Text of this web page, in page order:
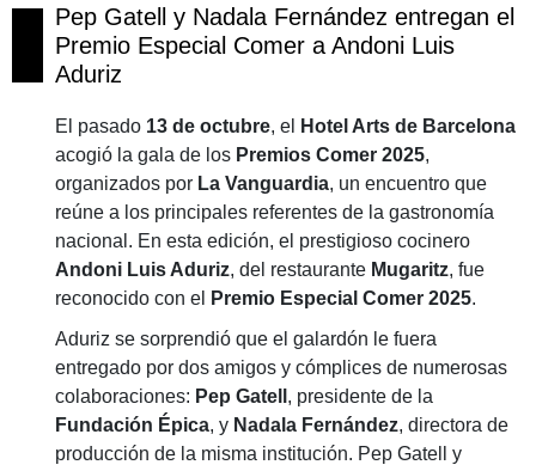
Pep Gatell y Nadala Fernández entregan el
Premio Especial Comer a Andoni Luis
Aduriz
El pasado 13 de octubre, el
Hotel Arts de Barcelona
acogió la gala de los Premios Comer 2025,
organizados por La Vanguardia, un encuentro que
reúne a los principales referentes de la gastronomía
nacional. En esta edición, el prestigioso cocinero
Andoni Luis Aduriz, del restaurante Mugaritz, fue
reconocido con el
Premio Especial Comer 2025.
Aduriz se sorprendió que el galardón le fuera
entregado por dos amigos y cómplices de numerosas
colaboraciones: Pep Gatell , presidente de la
Fundación Épica, y Nadala Fernández, directora de
producción de la misma institución. Pep Gatell y